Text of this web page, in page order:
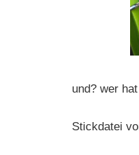
und? wer
Stickdatei